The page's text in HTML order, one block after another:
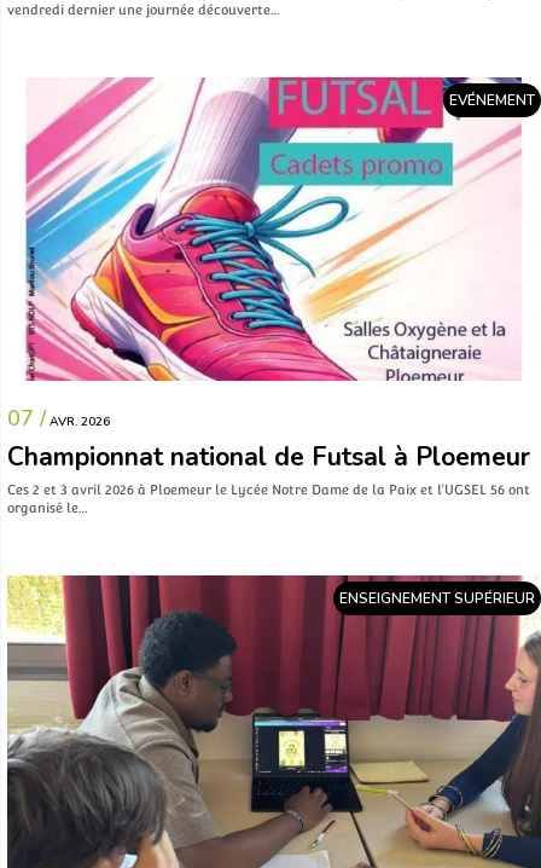
vendredi dernier une journée découverte…
EVÉNEMENT
07 / AVR. 2026
Championnat national de Futsal à Ploemeur
Ces 2 et 3 avril 2026 à Ploemeur le Lycée Notre Dame de la Paix et l’UGSEL 56 ont
organisé le…
ENSEIGNEMENT SUPÉRIEUR